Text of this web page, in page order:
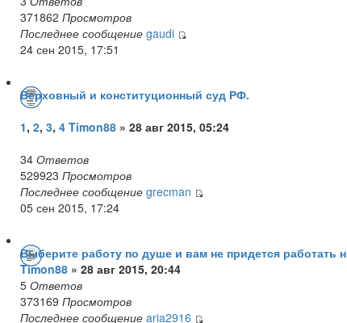
371862 Просмотров
Последнее сообщение gaudi
24 сен 2015, 17:51
Верховный и конституционный суд РФ.
1, 2, 3, 4 Timon88 » 28 авг 2015, 05:24
34 Ответов
529923 Просмотров
Последнее сообщение grecman
05 сен 2015, 17:24
Выберите работу по душе и вам не придется работать
Timon88 » 28 авг 2015, 20:44
5 Ответов
373169 Просмотров
Последнее сообщение aria2916